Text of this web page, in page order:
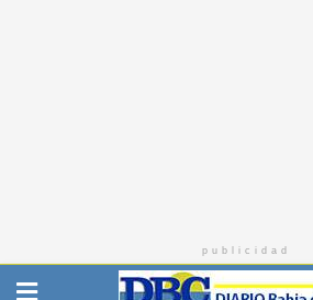
publicidad